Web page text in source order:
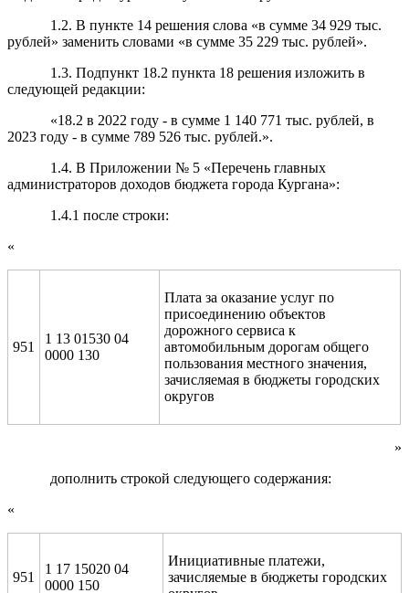
1.2. В пункте 14 решения слова «в сумме 34 929 тыс.
рублей» заменить словами «в сумме 35 229 тыс. рублей».
1.3. Подпункт 18.2 пункта 18 решения изложить в
следующей редакции:
«18.2 в 2022 году - в сумме 1 140 771 тыс. рублей, в
2023 году - в сумме 789 526 тыс. рублей.».
1.4. В Приложении № 5 «Перечень главных
администраторов доходов бюджета города Кургана»:
1.4.1 после строки:
«
951
1 13 01530 04
0000 130
Плата за оказание услуг по
присоединению объектов
дорожного сервиса к
автомобильным дорогам общего
пользования местного значения,
зачисляемая в бюджеты городских
округов
»
дополнить строкой следующего содержания:
«
951
1 17 15020 04
0000 150
Инициативные платежи,
зачисляемые в бюджеты городских